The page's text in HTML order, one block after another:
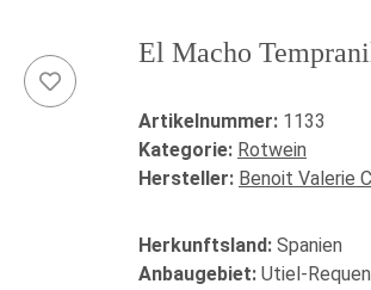
El Macho
Artikelnummer: 1133
Kategorie: Rotwein
Hersteller: Benoit Valerie
Herkunftsland: Spanien
Anbaugebiet: Utiel-